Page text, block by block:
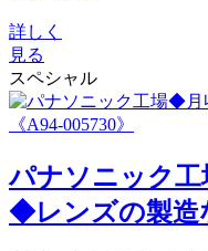
詳しく
見る
スペシャル
パナソニック工
◆レンズの製造